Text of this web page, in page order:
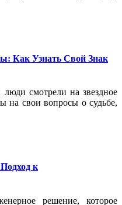
Как Узнать Свой Знак
смотрели на звездное
на свои вопросы о судьбе,
к
решение, которое